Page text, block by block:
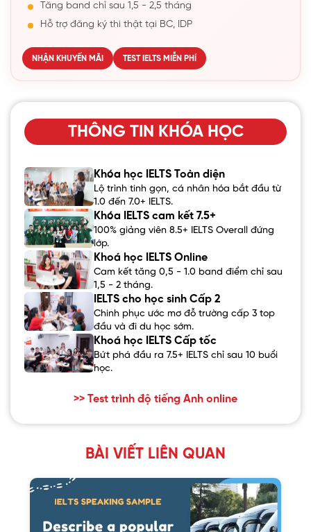
Tăng band chỉ sau 1,5 - 2,5 tháng
Hỗ trợ đăng ký thi thật tại BC, IDP
NHẬN KHUYẾN MÃI TEST IELTS MIỄN PHÍ
THÔNG TIN KHÓA HỌC
Khóa học IELTS Toàn diện
Lộ trình tinh gọn, cá nhân hóa bắt đầu từ
1.0 đến 7.0+ IELTS.
Khóa IELTS cam kết 7.5+
100% giảng viên 8.5+ IELTS Overall đứng
lớp.
Khoá học IELTS Online
Cam kết tăng 0,5 - 1.0 band điểm chỉ sau
1,5 - 2 tháng.
IELTS cho học sinh Cấp 2
Chinh phục ước mơ đỗ trường cấp 3 top
đầu và đi du học sớm.
Khoá học IELTS Cấp tốc
Bứt phá đầu ra 7.5+ IELTS chỉ sau 10 buổi
học.
>> Test trình độ tiếng Anh online
BÀI VIẾT LIÊN QUAN